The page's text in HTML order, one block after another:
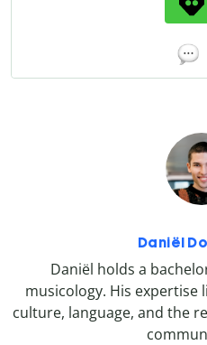
Daniël
Daniël holds a
musicology. His expertise
culture, language, and the